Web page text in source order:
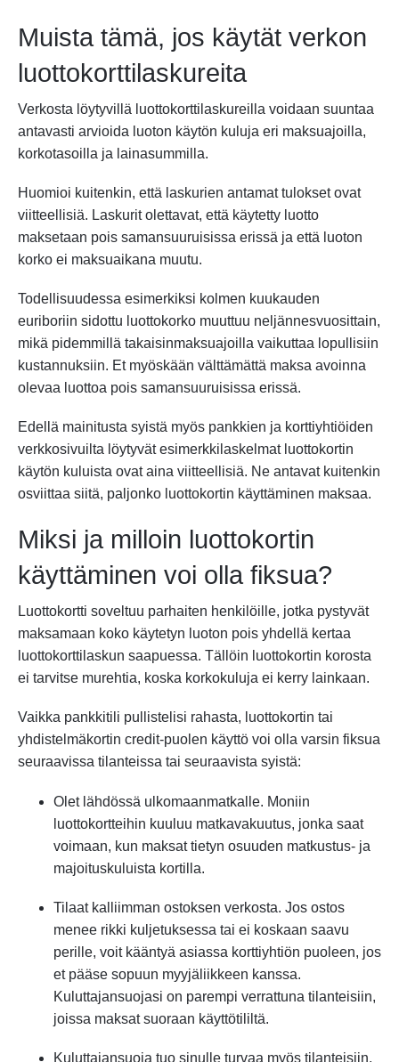
Muista tämä, jos käytät verkon
luottokorttilaskureita
Verkosta löytyvillä luottokorttilaskureilla voidaan suuntaa
antavasti arvioida luoton käytön kuluja eri maksuajoilla,
korkotasoilla ja lainasummilla.
Huomioi kuitenkin, että laskurien antamat tulokset ovat
viitteellisiä. Laskurit olettavat, että käytetty luotto
maksetaan pois samansuuruisissa erissä ja että luoton
korko ei maksuaikana muutu.
Todellisuudessa esimerkiksi kolmen kuukauden
euriboriin sidottu luottokorko muuttuu neljännesvuosittain,
mikä pidemmillä takaisinmaksuajoilla vaikuttaa lopullisiin
kustannuksiin. Et myöskään välttämättä maksa avoinna
olevaa luottoa pois samansuuruisissa erissä.
Edellä mainitusta syistä myös pankkien ja korttiyhtiöiden
verkkosivuilta löytyvät esimerkkilaskelmat luottokortin
käytön kuluista ovat aina viitteellisiä. Ne antavat kuitenkin
osviittaa siitä, paljonko luottokortin käyttäminen maksaa.
Miksi ja milloin luottokortin
käyttäminen voi olla fiksua?
Luottokortti soveltuu parhaiten henkilöille, jotka pystyvät
maksamaan koko käytetyn luoton pois yhdellä kertaa
luottokorttilaskun saapuessa. Tällöin luottokortin korosta
ei tarvitse murehtia, koska korkokuluja ei kerry lainkaan.
Vaikka pankkitili pullistelisi rahasta, luottokortin tai
yhdistelmäkortin credit-puolen käyttö voi olla varsin fiksua
seuraavissa tilanteissa tai seuraavista syistä:
Olet lähdössä ulkomaanmatkalle. Moniin
luottokortteihin kuuluu matkavakuutus, jonka saat
voimaan, kun maksat tietyn osuuden matkustus- ja
majoituskuluista kortilla.
Tilaat kalliimman ostoksen verkosta. Jos ostos
menee rikki kuljetuksessa tai ei koskaan saavu
perille, voit kääntyä asiassa korttiyhtiön puoleen, jos
et pääse sopuun myyjäliikkeen kanssa.
Kuluttajansuojasi on parempi verrattuna tilanteisiin,
joissa maksat suoraan käyttötililtä.
Kuluttajansuoja tuo sinulle turvaa myös tilanteisiin,